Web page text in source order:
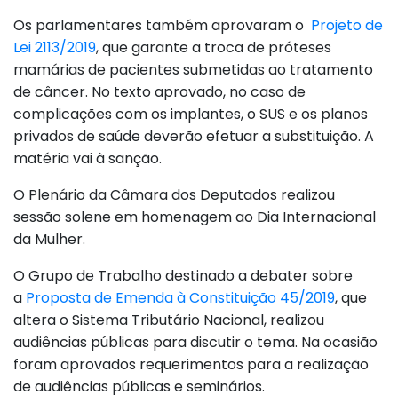
Os parlamentares também aprovaram o Projeto de
Lei 2113/2019, que garante a troca de próteses
mamárias de pacientes submetidas ao tratamento
de câncer. No texto aprovado, no caso de
complicações com os implantes, o SUS e os planos
privados de saúde deverão efetuar a substituição. A
matéria vai à sanção.
O Plenário da Câmara dos Deputados realizou
sessão solene em homenagem ao Dia Internacional
da Mulher.
O Grupo de Trabalho destinado a debater sobre
a Proposta de Emenda à Constituição 45/2019, que
altera o Sistema Tributário Nacional, realizou
audiências públicas para discutir o tema. Na ocasião
foram aprovados requerimentos para a realização
de audiências públicas e seminários.